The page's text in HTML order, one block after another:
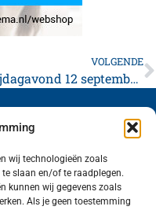
wij technologieën zoals
slaan en/of te raadplegen.
kunnen wij gegevens zoals
Als je geen toestemming
VOLGENDE
Vrijdagavond 12 september: Pubquiz Erfgoed & Architectuur
media!